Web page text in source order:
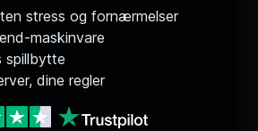
stress og fornærmelser
maskinvare
spillbytte
dine regler